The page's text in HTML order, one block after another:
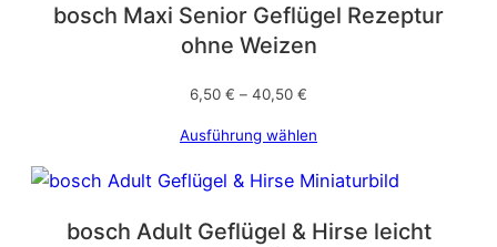
bosch Maxi Senior Geflügel Rezeptur
ohne Weizen
6,50 € – 40,50 €
Ausführung wählen
bosch Adult Geflügel & Hirse leicht